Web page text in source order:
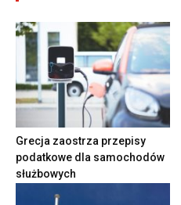
Grecja zaostrza przepisy
podatkowe dla samochodów
służbowych